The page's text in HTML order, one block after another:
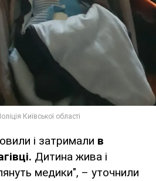
і затримали в
Дитина жива і
медики", – уточнили